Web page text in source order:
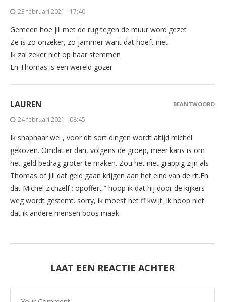
23 februari 2021 - 17:40
Gemeen hoe jill met de rug tegen de muur word gezet
Ze is zo onzeker, zo jammer want dat hoeft niet
Ik zal zeker niet op haar stemmen
En Thomas is een wereld gozer
LAUREN
24 februari 2021 - 08:45
Ik snaphaar wel , voor dit sort dingen wordt altijd michel
gekozen. Omdat er dan, volgens de groep, meer kans is om
het geld bedrag groter te maken. Zou het niet grappig zijn als
Thomas of Jill dat geld gaan krijgen aan het eind van de rit.En
dat Michel zichzelf : opoffert ” hoop ik dat hij door de kijkers
weg wordt gestemt. sorry, ik moest het ff kwijt. Ik hoop niet
dat ik andere mensen boos maak.
BEANTWOORD
LAAT EEN REACTIE ACHTER